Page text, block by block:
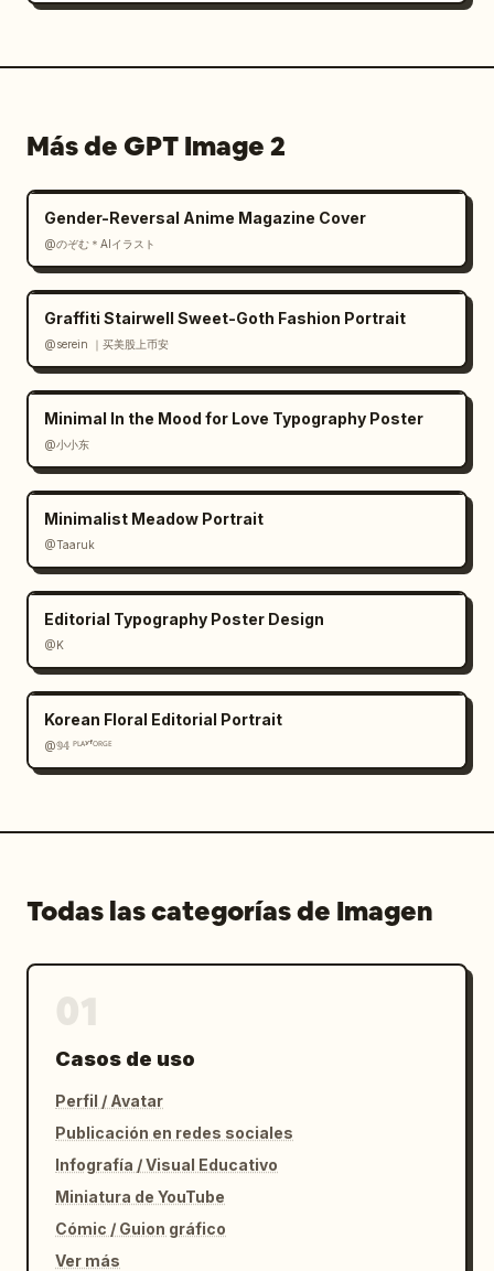
Más de GPT Image 2
Gender-Reversal Anime Magazine Cover
@のぞむ＊AIイラスト
Graffiti Stairwell Sweet-Goth Fashion Portrait
@serein ｜买美股上币安
Minimal In the Mood for Love Typography Poster
@小小东
Minimalist Meadow Portrait
@Taaruk
Editorial Typography Poster Design
@K
Korean Floral Editorial Portrait
@𝟡𝟜 ᴾᴸᴬʸᶠᴼᴿᴳᴱ
Todas las categorías de Imagen
Casos de uso
Perfil / Avatar
Publicación en redes sociales
Infografía / Visual Educativo
Miniatura de YouTube
Cómic / Guion gráfico
Ver más